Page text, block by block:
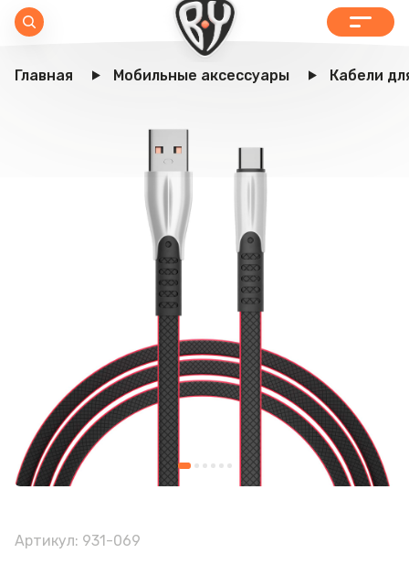
Главная Мобильные аксессуары Кабели
Артикул: 931-069